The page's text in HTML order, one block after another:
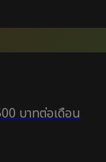
บาทต่อเดือน